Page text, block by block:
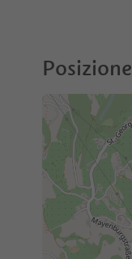
Posizione